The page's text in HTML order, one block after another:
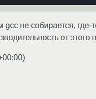
не собирается, где-
от этого
)